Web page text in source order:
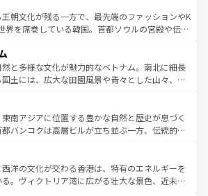
ツ一覧を参照してほしい。
ティビティも充実しており、サーフィンやダイ
イキングなど、アウトドア好きにはたまらな
トラリアの多彩な魅力を存分に味わいつくそ
しい。
つな山岳地帯である台湾東部など、都市の喧騒
静けさが共存しており、訪れる人に新しい発見と
らしてくれる。また、奥深い台湾の食文化も魅
と評判のスイーツなど、バラエティ豊かな料理
が味わえる。 なお、新着の台湾情報は コンテンツ一覧を参
い。
王朝文化が残る一方で、最先端のファッションやK
界を席巻している韓国。首都ソウルの宮殿や伝統
足を延ばせば四季折々の自然美を楽しむことが
そして、キムチや焼肉、絶品のストリートフード
まざまな韓国料理が待っている。夜には、韓国な
まれながら、韓国の多彩な魅力を心ゆくまで味
わってみてほしい。 なお、新着の韓国情報はコンテンツ一
してほしい。
然と多様な文化が魅力的なベトナム。南北に細長
国土には、広大な田園風景や青々とした山々、世
と共に伝統が息づく。ハノイの古い町並みやホ
のフランス統治時代の建物も、独特の雰囲気を
いる。また、バラエティの豊かさとおいしさで
ーやバインミー、ベトナムコーヒーなどは、ぜ
味わいたい。どの地域を訪れてもあたたかい人々
迎えてくれるので、きっと忘れられない旅にな
南アジアに位置する豊かな自然と歴史が息づく
バンコクは高層ビルが立ち並ぶ一方、伝統的な
差している。北部ではチェンマイなどの山岳地
と触れ合い、南部ではプーケットやクラビの美し
リゾート気分を楽しむことができる。タイ料理
西洋の文化が交わる香港は、特有のエネルギーを
。ヴィクトリア湾に広がる壮大な景色、近未来